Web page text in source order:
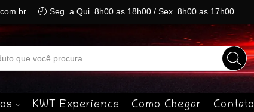
Seg. a Qui. 8h00 as 18h00 / Sex. 8h00 as 17h00
Search
input
KWT Experience Como Chegar Contato